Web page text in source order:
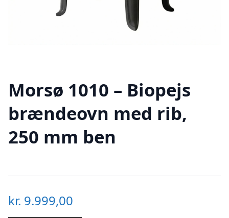
Morsø 1010 – Biopejs
brændeovn med rib,
250 mm ben
kr. 9.999,00